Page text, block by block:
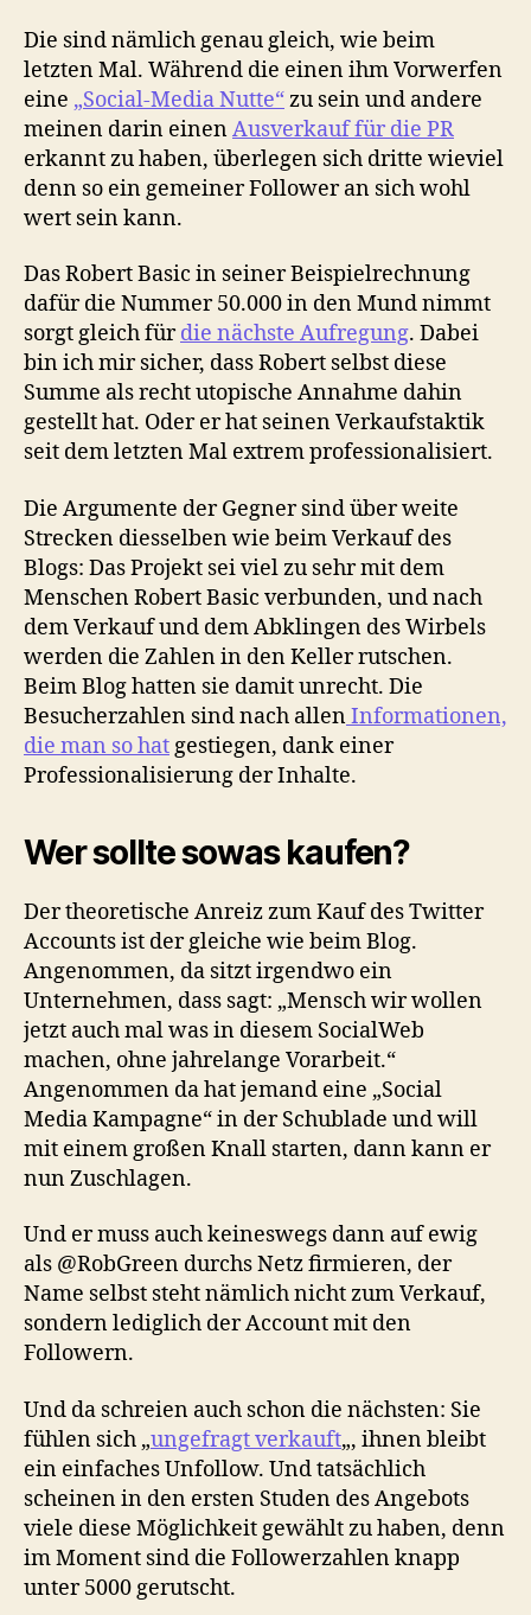
Die sind nämlich genau gleich, wie beim
letzten Mal. Während die einen ihm Vorwerfen
eine „Social-Media Nutte“zu sein und andere
meinen darin einenAusverkauf für die PR
erkannt zu haben, überlegen sich dritte wieviel
denn so ein gemeiner Follower an sich wohl
wert sein kann.
Das Robert Basic in seiner Beispielrechnung
dafür die Nummer 50.000 in den Mund nimmt
sorgt gleich fürdie nächste Aufregung. Dabei
bin ich mir sicher, dass Robert selbst diese
Summe als recht utopische Annahme dahin
gestellt hat. Oder er hat seinen Verkaufstaktik
seit dem letzten Mal extrem professionalisiert.
Die Argumente der Gegner sind über weite
Strecken diesselben wie beim Verkauf des
Blogs: Das Projekt sei viel zu sehr mit dem
Menschen Robert Basic verbunden, und nach
dem Verkauf und dem Abklingen des Wirbels
werden die Zahlen in den Keller rutschen.
Beim Blog hatten sie damit unrecht. Die
Besucherzahlen sind nach allenInformationen,
die man so hatgestiegen, dank einer
Professionalisierung der Inhalte.
Wer sollte sowas kaufen?
Der theoretische Anreiz zum Kauf des Twitter
Accounts ist der gleiche wie beim Blog.
Angenommen, da sitzt irgendwo ein
Unternehmen, dass sagt: „Mensch wir wollen
jetzt auch mal was in diesem SocialWeb
machen, ohne jahrelange Vorarbeit.“
Angenommen da hat jemand eine „Social
Media Kampagne“ in der Schublade und will
mit einem großen Knall starten, dann kann er
nun Zuschlagen.
Und er muss auch keineswegs dann auf ewig
als @RobGreen durchs Netz firmieren, der
Name selbst steht nämlich nicht zum Verkauf,
sondern lediglich der Account mit den
Followern.
Und da schreien auch schon die nächsten: Sie
fühlen sich „ungefragt verkauft„, ihnen bleibt
ein einfaches Unfollow. Und tatsächlich
scheinen in den ersten Studen des Angebots
viele diese Möglichkeit gewählt zu haben, denn
im Moment sind die Followerzahlen knapp
unter 5000 gerutscht.